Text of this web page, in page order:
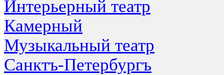
Интерьерный театр
Камерный
Музыкальный театр
Санктъ-Петербургъ